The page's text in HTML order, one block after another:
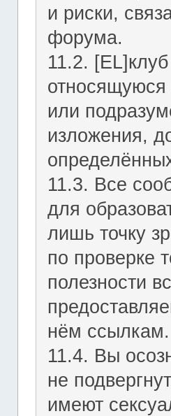
и риски,
форума.
11.2.
или
изложения,
11.3. Все
для
лишь точку
по проверке
полезности
нём ссылкам.
11.4. Вы
не
имеют